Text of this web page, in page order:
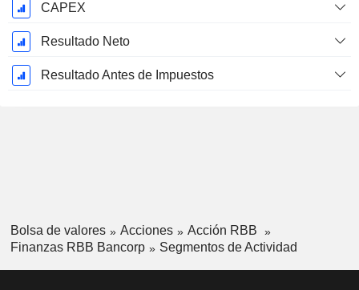
CAPEX
Resultado Neto
Resultado Antes de Impuestos
Bolsa de valores Acciones
Acción RBB
Finanzas RBB Bancorp
Segmentos de Actividad